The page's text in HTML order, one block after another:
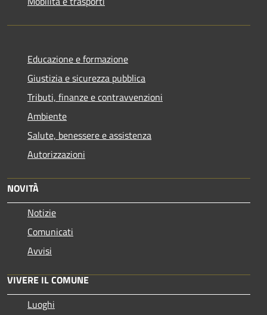
Educazione e formazione
Giustizia e sicurezza pubblica
Tributi, finanze e contravvenzioni
Ambiente
Salute, benessere e assistenza
Autorizzazioni
NOVITÀ
Notizie
Comunicati
Avvisi
VIVERE IL COMUNE
Luoghi